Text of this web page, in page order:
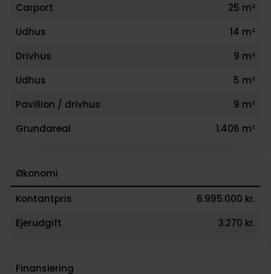
Carport
25 m²
Udhus
14 m²
Drivhus
9 m²
Udhus
5 m²
Pavillion / drivhus
9 m²
Grundareal
1.406 m²
Økonomi
Kontantpris
6.995.000 kr.
Ejerudgift
3.270 kr.
Finansiering